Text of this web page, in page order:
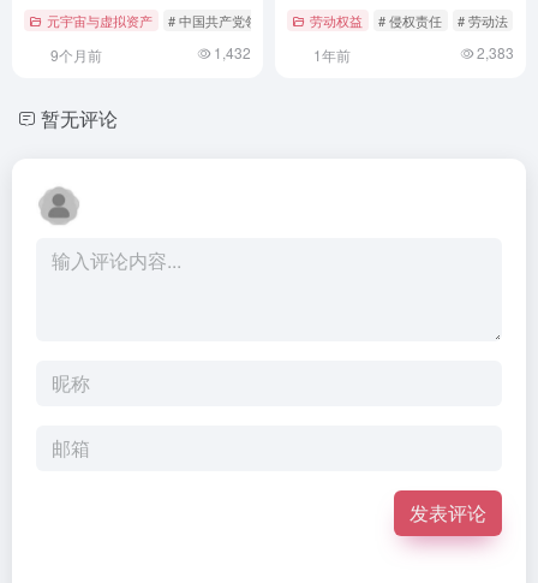
元宇宙与虚拟资产 # 中国共产党领导 # 元宇宙 # 数据安全
9个月前 1,432
劳动权益 # 侵权责任 # 劳动法
1年前 2,383
暂无评论
发表评论